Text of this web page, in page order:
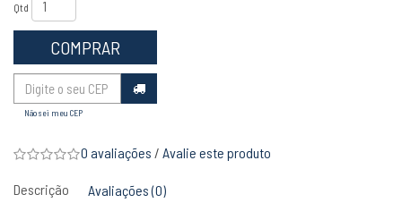
Qtd
COMPRAR
Não sei meu CEP
0 avaliações / Avalie este produto
Descrição Avaliações (0)